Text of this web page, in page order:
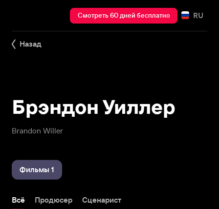
Смотреть 60 дней бесплатно RU
Назад
Brandon Willer
Брэндон Уиллер
Фильмы 1
Всё Продюсер Сценарист